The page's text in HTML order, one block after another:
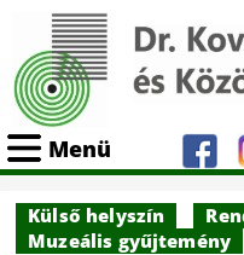
Menü
Külső helyszín
Muzeális gyűjtemény